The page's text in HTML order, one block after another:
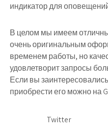
индикатор для
В целом мы имеем
очень оригинальным
временем работы, но
удовлетворит запросы
Если вы
приобрести его можно на
Twitter